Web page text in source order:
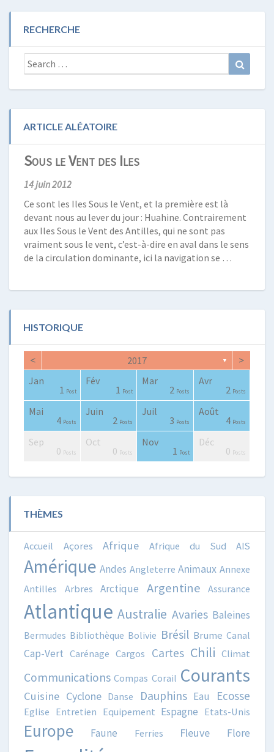
RECHERCHE
Search
for:
ARTICLE ALÉATOIRE
Sous le Vent des Iles
14 juin 2012
Ce sont les Iles Sous le Vent, et la première est là
devant nous au lever du jour : Huahine. Contrairement
aux Iles Sous le Vent des Antilles, qui ne sont pas
vraiment sous le vent, c’est-à-dire en aval dans le sens
de la circulation dominante, ici la navigation se …
HISTORIQUE
< 2017 ▼ >
Jan
1 Post
Fév
1 Post
Mar
2 Posts
Avr
2 Posts
Mai
4 Posts
Juin
2 Posts
Juil
3 Posts
Août
4 Posts
Sep
0 Posts
Oct
0 Posts
Nov
1 Post
Déc
0 Posts
THÈMES
Accueil Açores Afrique Afrique du Sud AIS
Amérique Andes Angleterre Animaux Annexe
Antilles
Arbres Arctique Argentine Assurance
Atlantique Australie Avaries Baleines
Bermudes Bibliothèque Bolivie Brésil Brume Canal
Cap-Vert Carénage Cargos Cartes Chili Climat
Communications Compas Corail Courants
Cuisine Cyclone Danse Dauphins Eau Ecosse
Eglise Entretien Equipement Espagne Etats-Unis
Europe Faune Ferries Fleuve Flore